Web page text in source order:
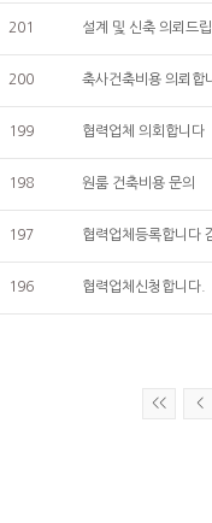
201 설계 및 신축 의뢰드
200 축사건축비용 의뢰합
199 협력업체 의회합니다
198 원룸 건축비용 문의
197 협력업체등록합니다
196 협력업체신청합니다.
<< <